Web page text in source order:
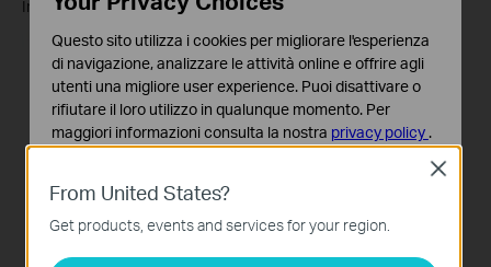
Internet.
From United States?
Get products, events and services for your region.
Close
Questo sito utilizza i cookies per migliorare l'esperienza
di navigazione, analizzare le attività online e offrire agli
utenti una migliore user experience. Puoi disattivare o
rifiutare il loro utilizzo in qualunque momento. Per
maggiori informazioni consulta la nostra privacy policy .
Questi cookies sono necessari per il corretto
funzionamento del sito e non possono essere disattivati
nel tuo sistema.